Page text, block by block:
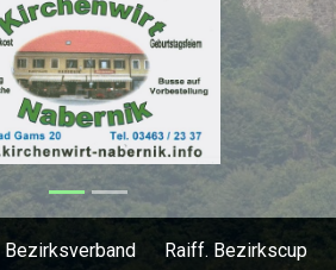
Bezirksverband Raiff. Bezirkscup